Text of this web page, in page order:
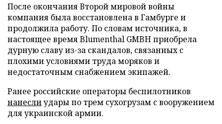
После окончания Второй мировой войны
компания была восстановлена в Гамбурге и
продолжила работу. По словам источника, в
настоящее время Blumenthal GMBH приобрела
дурную славу из-за скандалов, связанных с
плохими условиями труда моряков и
недостаточным снабжением экипажей.
Ранее российские операторы беспилотников
нанеслиудары по трем сухогрузам с вооружением
для украинской армии.